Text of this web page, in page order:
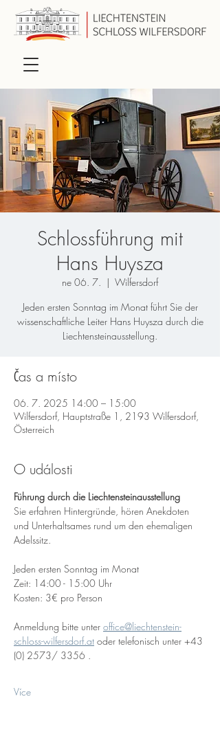
Schlossführung mit
Hans Huysza
ne 06. 7.
  |
Wilfersdorf
Jeden ersten Sonntag im Monat führt Sie der
wissenschaftliche Leiter Hans Huysza durch die
Liechtensteinausstellung.
Čas a místo
06. 7. 2025 14:00 – 15:00
Wilfersdorf, Hauptstraße 1, 2193 Wilfersdorf,
Österreich
O události
Führung durch die Liechtensteinausstellung
Sie erfahren Hintergründe, hören Anekdoten
und Unterhaltsames rund um den ehemaligen
Adelssitz.
Jeden ersten Sonntag im Monat
Zeit: 14:00 - 15:00 Uhr
Kosten: 3€ pro Person
Anmeldung bitte unter office@liechtenstein-
schloss-wilfersdorf.at oder telefonisch unter +43
(0) 2573/ 3356 .
Více